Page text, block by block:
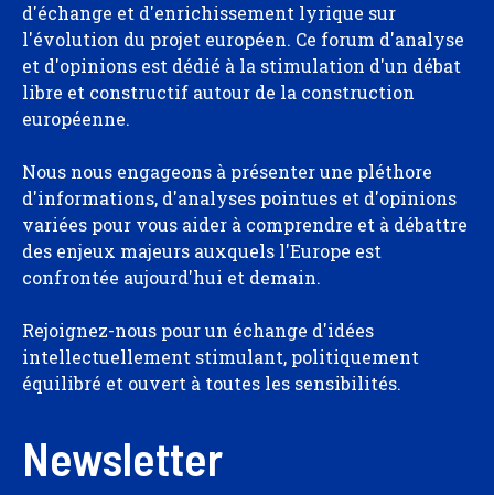
d'échange et d'enrichissement lyrique sur
l'évolution du projet européen. Ce forum d'analyse
et d'opinions est dédié à la stimulation d'un débat
libre et constructif autour de la construction
européenne.
Nous nous engageons à présenter une pléthore
d'informations, d'analyses pointues et d'opinions
variées pour vous aider à comprendre et à débattre
des enjeux majeurs auxquels l'Europe est
confrontée aujourd'hui et demain.
Rejoignez-nous pour un échange d'idées
intellectuellement stimulant, politiquement
équilibré et ouvert à toutes les sensibilités.
Newsletter